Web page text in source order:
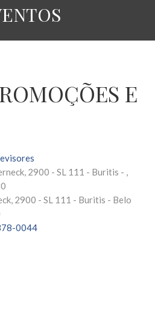
E
2900 - SL 111 - Buritis - ,
2900 - SL 111 - Buritis - Belo
0044